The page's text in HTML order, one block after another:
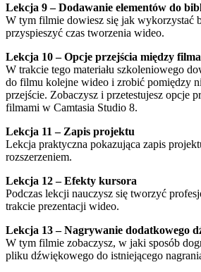
Lekcja 9 – Dodawanie elementów do
W tym filmie dowiesz się jak wykorzystać
przyspieszyć czas tworzenia wideo.
Lekcja 10 – Opcje przejścia między
W trakcie tego materiału szkoleniowego
do filmu kolejne wideo i zrobić pomiędzy
przejście. Zobaczysz i przetestujesz opcje
filmami w Camtasia Studio 8.
Lekcja 11 – Zapis projektu
Lekcja praktyczna pokazująca zapis
rozszerzeniem.
Lekcja 12 – Efekty kursora
Podczas lekcji nauczysz się tworzyć
trakcie prezentacji wideo.
Lekcja 13 – Nagrywanie dodatkowego
W tym filmie zobaczysz, w jaki sposób
pliku dźwiękowego do istniejącego